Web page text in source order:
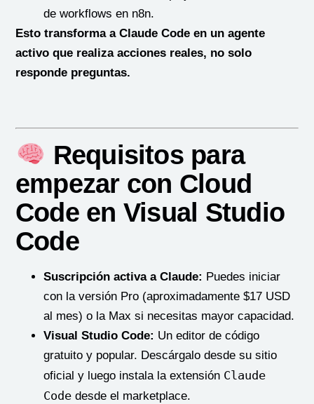
de workflows en n8n.
Esto transforma a Claude Code en un agente
activo que realiza acciones reales, no solo
responde preguntas.
Requisitos para
empezar con Cloud
Code en Visual Studio
Code
Suscripción activa a Claude: Puedes iniciar
con la versión Pro (aproximadamente $17 USD
al mes) o la Max si necesitas mayor capacidad.
Visual Studio Code: Un editor de código
gratuito y popular. Descárgalo desde su sitio
oficial y luego instala la extensión Claude
Code desde el marketplace.